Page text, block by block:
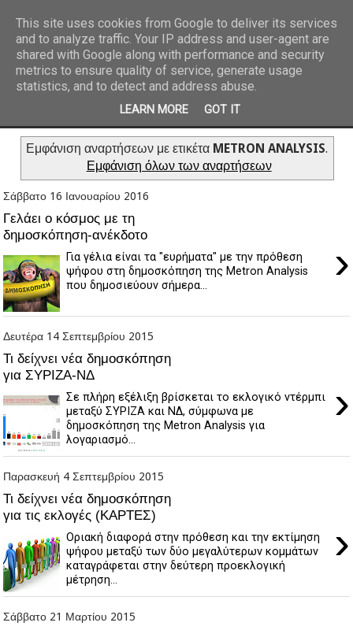
REPORTAZ NET
Εμφάνιση αναρτήσεων με ετικέτα METRON ANALYSIS.
Εμφάνιση όλων των αναρτήσεων
Σάββατο 16 Ιανουαρίου 2016
Γελάει ο κόσμος με τη
δημοσκόπηση-ανέκδοτο
›
Για γέλια είναι τα "ευρήματα" με την πρόθεση
ψήφου στη δημοσκόπηση της Metron Analysis
που δημοσιεύουν σήμερα...
Δευτέρα 14 Σεπτεμβρίου 2015
Τι δείχνει νέα δημοσκόπηση
για ΣΥΡΙΖΑ-ΝΔ
›
Σε πλήρη εξέλιξη βρίσκεται το εκλογικό ντέρμπι
μεταξύ ΣΥΡΙΖΑ και ΝΔ, σύμφωνα με
δημοσκόπηση της Metron Analysis για
λογαριασμό...
Παρασκευή 4 Σεπτεμβρίου 2015
Τι δείχνει νέα δημοσκόπηση
για τις εκλογές (ΚΑΡΤΕΣ)
›
Οριακή διαφορά στην πρόθεση και την εκτίμηση
ψήφου μεταξύ των δύο μεγαλύτερων κομμάτων
καταγράφεται στην δεύτερη προεκλογική
μέτρηση...
Σάββατο 21 Μαρτίου 2015
This site uses cookies from Google to deliver its services
and to analyze traffic. Your IP address and user-agent are
shared with Google along with performance and security
metrics to ensure quality of service, generate usage
statistics, and to detect and address abuse.
LEARN MORE GOT IT